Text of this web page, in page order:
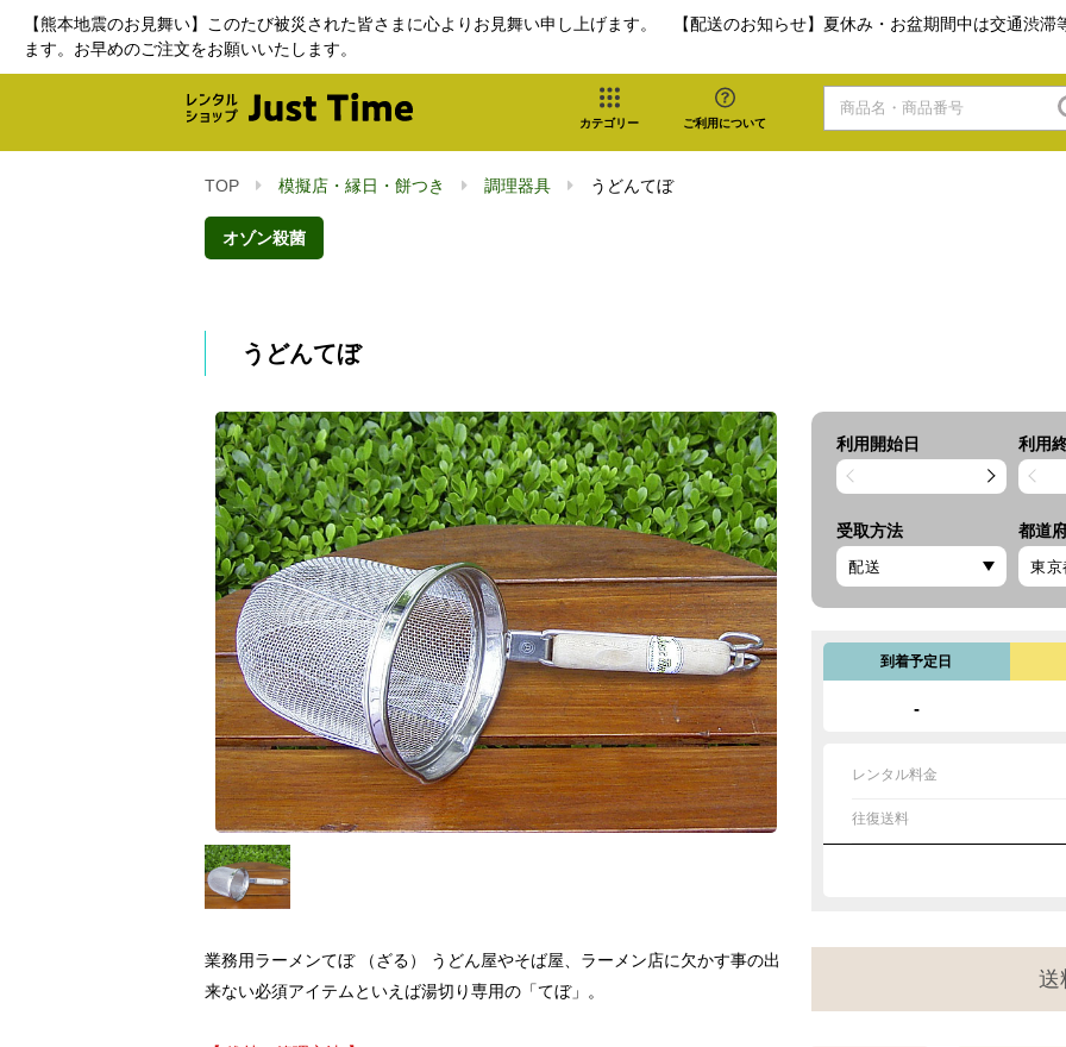
【熊本地震のお見舞い】このたび被災された皆さまに心よりお見舞い申し上げます。 【配送のお知らせ】夏休み・お盆期間中は交通渋
ます。お早めのご注文をお願いいたします。
カテゴリー ご利用について
TOP 模擬店・縁日・餅つき 調理器具 うどんてぼ
オゾン殺菌
うどんてぼ
業務用ラーメンてぼ （ざる） うどん屋やそば屋、ラーメン店に欠かす事の出
来ない必須アイテムといえば湯切り専用の「てぼ」。
利用開始日 利用
受取方法 都道
到着予定日
-
レンタル料金
往復送料
送